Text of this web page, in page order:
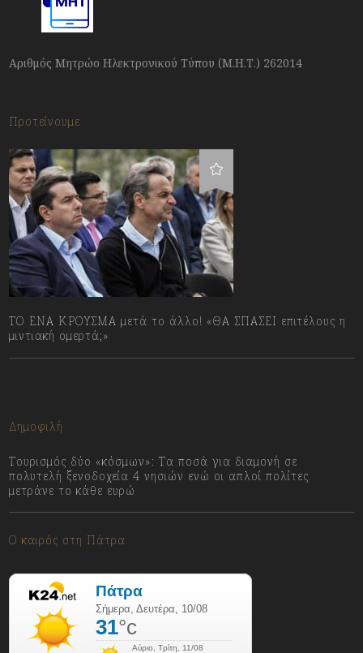
Αριθμός Μητρώο Ηλεκτρονικού Τύπου (Μ.Η.Τ.) 262014
Προτείνουμε
ΤΟ ΕΝΑ ΚΡΟΥΣΜΑ μετά το άλλο! «ΘΑ ΣΠΑΣΕΙ επιτέλους η
μιντιακή ομερτά;»
Δημοφιλή
Τουρισμός δύο «κόσμων»: Τα ποσά για διαμονή σε
πολυτελή ξενοδοχεία 4 νησιών ενώ οι απλοί πολίτες
μετράνε το κάθε ευρώ
Ο καιρός στη Πάτρα